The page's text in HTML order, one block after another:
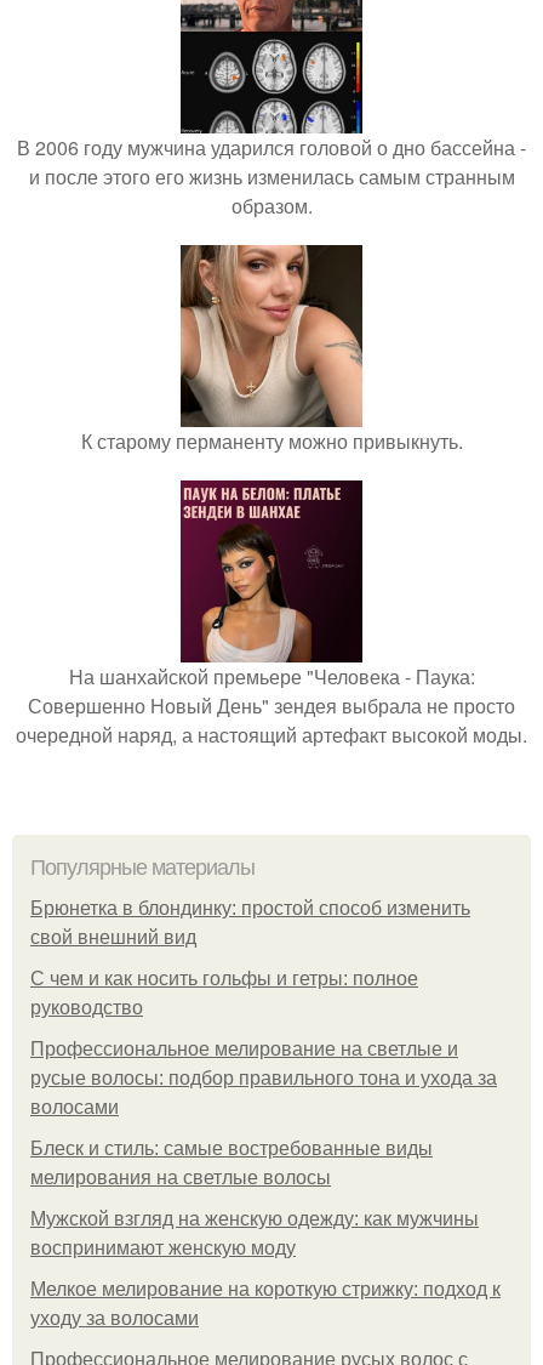
В 2006 году мужчина ударился головой о дно бассейна -
и после этого его жизнь изменилась самым странным
образом.
К старому перманенту можно привыкнуть.
На шанхайской премьере "Человека - Паука:
Совершенно Новый День" зендея выбрала не просто
очередной наряд, а настоящий артефакт высокой моды.
Популярные материалы
Брюнетка в блондинку: простой способ изменить
свой внешний вид
С чем и как носить гольфы и гетры: полное
руководство
Профессиональное мелирование на светлые и
русые волосы: подбор правильного тона и ухода за
волосами
Блеск и стиль: самые востребованные виды
мелирования на светлые волосы
Мужской взгляд на женскую одежду: как мужчины
воспринимают женскую моду
Мелкое мелирование на короткую стрижку: подход к
уходу за волосами
Профессиональное мелирование русых волос с